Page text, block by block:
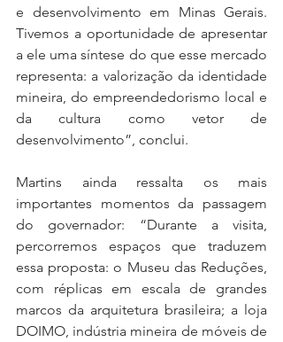
e desenvolvimento em Minas Gerais.
Tivemos a oportunidade de apresentar
a ele uma síntese do que esse mercado
representa: a valorização da identidade
mineira, do empreendedorismo local e
da cultura como vetor de
desenvolvimento”, conclui.
Martins ainda ressalta os mais
importantes momentos da passagem
do governador: “Durante a visita,
percorremos espaços que traduzem
essa proposta: o Museu das Reduções,
com réplicas em escala de grandes
marcos da arquitetura brasileira; a loja
DOIMO, indústria mineira de móveis de